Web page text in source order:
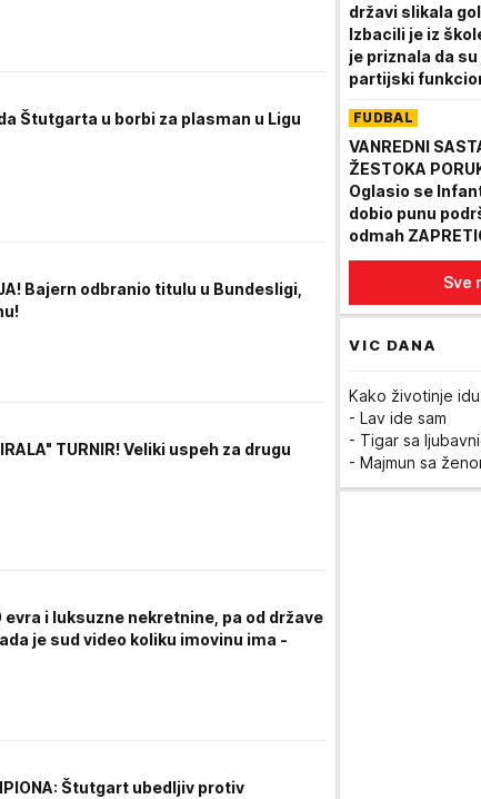
Štutgarta u borbi za plasman u Ligu
Bajern odbranio titulu u Bundesligi,
TURNIR! Veliki uspeh za drugu
i luksuzne nekretnine, pa od države
je sud video koliku imovinu ima -
Štutgart ubedljiv protiv
državi slikala
Izbacili je iz
je priznala da su
partijski
FUDBAL
VANREDNI
ŽESTOKA
Oglasio se
dobio punu
odmah
Nećemo
Sve
VIC DANA
Kako životinje
- Lav ide sam
- Tigar sa
- Majmun sa